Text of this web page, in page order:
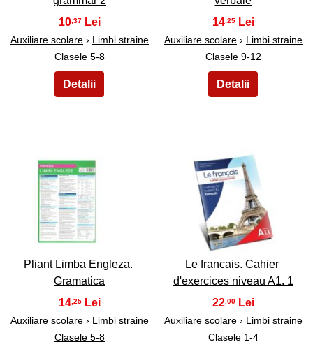
10,37
Auxiliare scolare› Limbi straine
Clasele 5-8
14 ,25
Auxiliare scolare› Limbi straine
Clasele 9-12
41
Pliant Limba Engleza.
Gramatica
14 ,25
Auxiliare scolare› Limbi straine
Clasele 5-8
Le francais. Cahier
d'exercices niveau A1. 1
22 ,00
Auxiliare scolare› Limbi straine
Clasele 1-4